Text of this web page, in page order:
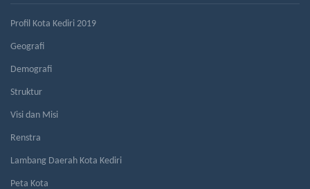
Profil Kota Kediri 2019
Geografi
Demografi
Struktur
Visi dan Misi
Renstra
Lambang Daerah Kota Kediri
Peta Kota